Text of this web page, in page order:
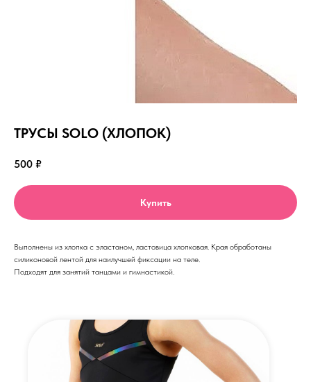
ТРУСЫ SOLO (ХЛОПОК)
500 ₽
Купить
Выполнены из хлопка с эластаном, ластовица хлопковая. Края обработаны
силиконовой лентой для наилучшей фиксации на теле.
Подходят для занятий танцами и гимнастикой.